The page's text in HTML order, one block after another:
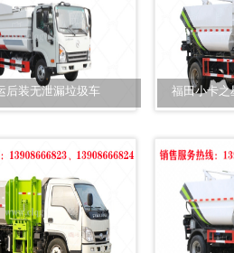
后装无泄漏垃圾车 福田小卡之